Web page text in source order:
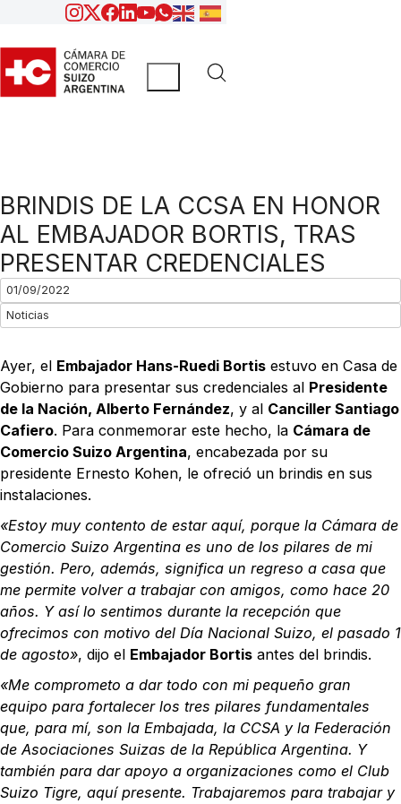
BRINDIS DE LA CCSA EN HONOR
AL EMBAJADOR BORTIS, TRAS
PRESENTAR CREDENCIALES
01/09/2022
Noticias
Ayer, el Embajador Hans-Ruedi Bortis estuvo en Casa de
Gobierno para presentar sus credenciales al Presidente
de la Nación, Alberto Fernández, y al Canciller Santiago
Cafiero. Para conmemorar este hecho, la Cámara de
Comercio Suizo Argentina, encabezada por su
presidente Ernesto Kohen, le ofreció un brindis en sus
instalaciones.
«Estoy muy contento de estar aquí, porque la Cámara de
Comercio Suizo Argentina es uno de los pilares de mi
gestión. Pero, además, significa un regreso a casa que
me permite volver a trabajar con amigos, como hace 20
años. Y así lo sentimos durante la recepción que
ofrecimos con motivo del Día Nacional Suizo, el pasado 1
de agosto», dijo el Embajador Bortis antes del brindis.
«Me comprometo a dar todo con mi pequeño gran
equipo para fortalecer los tres pilares fundamentales
que, para mí, son la Embajada, la CCSA y la Federación
de Asociaciones Suizas de la República Argentina. Y
también para dar apoyo a organizaciones como el Club
Suizo Tigre, aquí presente. Trabajaremos para trabajar y